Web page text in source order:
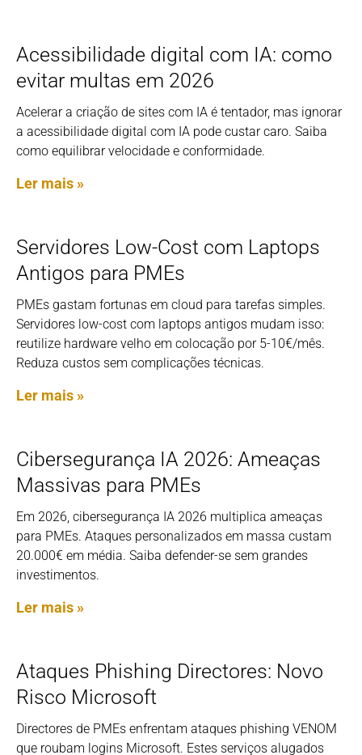
Acessibilidade digital com IA: como
evitar multas em 2026
Acelerar a criação de sites com IA é tentador, mas ignorar
a acessibilidade digital com IA pode custar caro. Saiba
como equilibrar velocidade e conformidade.
Ler mais »
Servidores Low-Cost com Laptops
Antigos para PMEs
PMEs gastam fortunas em cloud para tarefas simples.
Servidores low-cost com laptops antigos mudam isso:
reutilize hardware velho em colocação por 5-10€/mês.
Reduza custos sem complicações técnicas.
Ler mais »
Cibersegurança IA 2026: Ameaças
Massivas para PMEs
Em 2026, cibersegurança IA 2026 multiplica ameaças
para PMEs. Ataques personalizados em massa custam
20.000€ em média. Saiba defender-se sem grandes
investimentos.
Ler mais »
Ataques Phishing Directores: Novo
Risco Microsoft
Directores de PMEs enfrentam ataques phishing VENOM
que roubam logins Microsoft. Estes serviços alugados